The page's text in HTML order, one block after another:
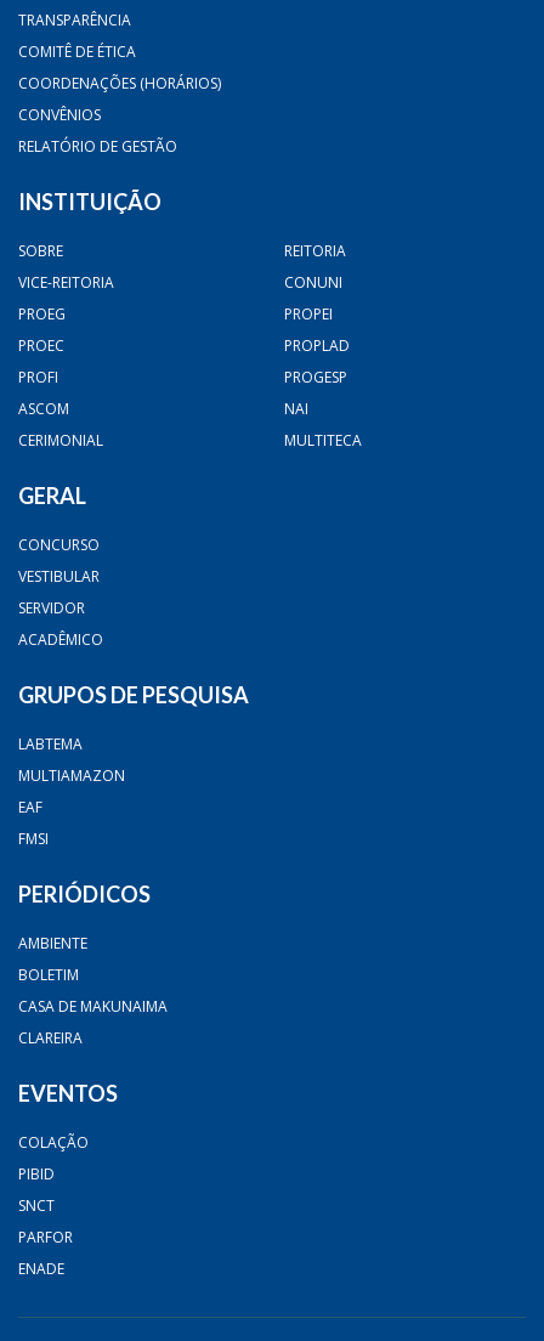
TRANSPARÊNCIA
COMITÊ DE ÉTICA
COORDENAÇÕES (HORÁRIOS)
CONVÊNIOS
RELATÓRIO DE GESTÃO
INSTITUIÇÃO
SOBRE
REITORIA
VICE-REITORIA
CONUNI
PROEG
PROPEI
PROEC
PROPLAD
PROFI
PROGESP
ASCOM
NAI
CERIMONIAL
MULTITECA
GERAL
CONCURSO
VESTIBULAR
SERVIDOR
ACADÊMICO
GRUPOS DE PESQUISA
LABTEMA
MULTIAMAZON
EAF
FMSI
PERIÓDICOS
AMBIENTE
BOLETIM
CASA DE MAKUNAIMA
CLAREIRA
EVENTOS
COLAÇÃO
PIBID
SNCT
PARFOR
ENADE